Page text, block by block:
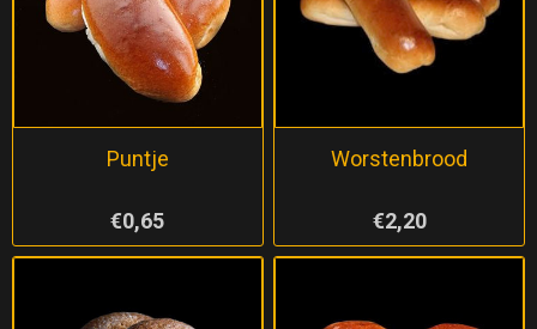
Puntje
€0,65
Worstenbrood
€2,20